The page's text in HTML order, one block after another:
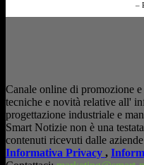
–
Canale online di promozione
tecniche e novità relative all'
progettazione industriale e
Smart Notizie non è una
contenuti ricevuti dalle
Informativa Privacy ,